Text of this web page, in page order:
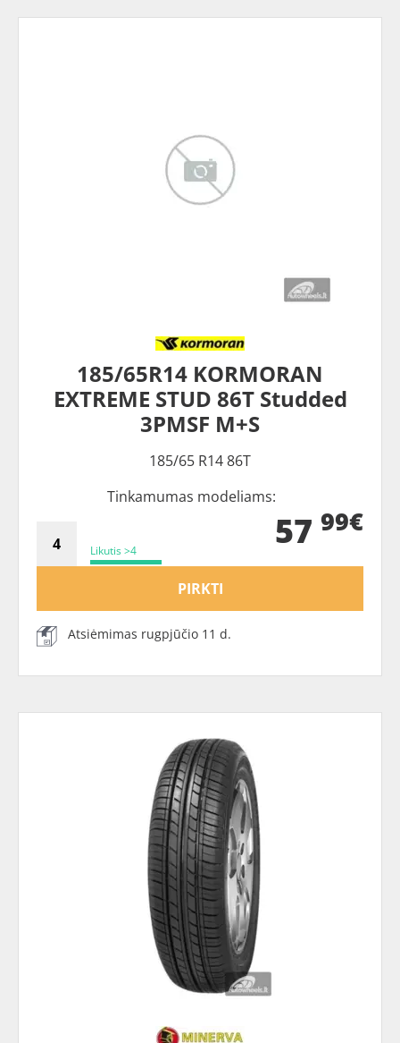
185/65R14 KORMORAN
EXTREME STUD 86T Studded
3PMSF M+S
185/65 R14 86T
Tinkamumas modeliams:
Likutis >4 57 99€
PIRKTI
Atsiėmimas rugpjūčio 11 d.